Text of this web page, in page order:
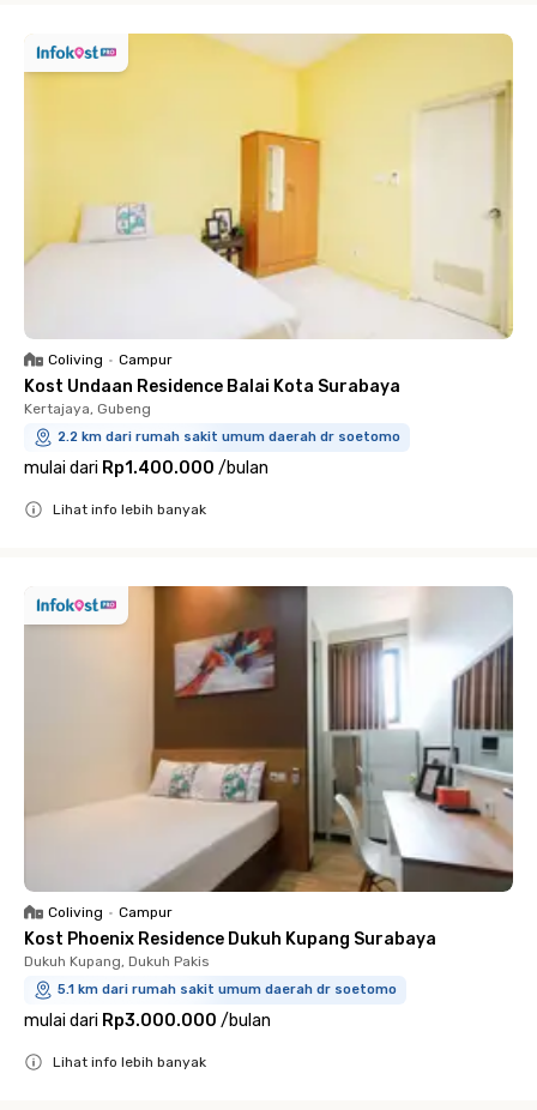
Coliving • Campur
Kost Undaan Residence Balai Kota Surabaya
Kertajaya, Gubeng
2.2 km dari rumah sakit umum daerah dr soetomo
mulai dari Rp1.400.000 /bulan
Lihat info lebih banyak
Coliving • Campur
Kost Phoenix Residence Dukuh Kupang Surabaya
Dukuh Kupang, Dukuh Pakis
5.1 km dari rumah sakit umum daerah dr soetomo
mulai dari Rp3.000.000 /bulan
Lihat info lebih banyak